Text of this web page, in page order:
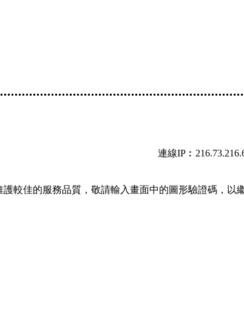
連線
較佳的服務品質，敬請輸入畫面中的圖形驗證碼，以